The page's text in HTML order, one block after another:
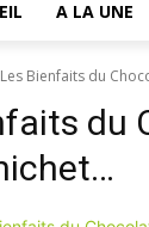
A LA UNE
Les Bienfaits du
du